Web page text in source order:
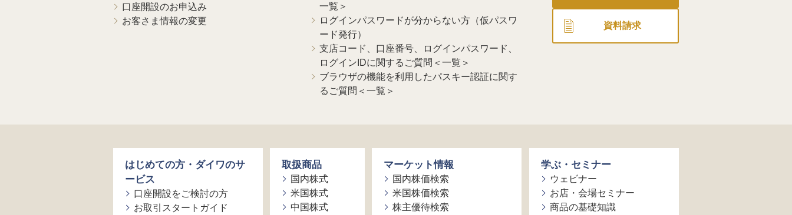
口座開設のお申込み
お客さま情報の変更
一覧＞
ログインパスワードが分からない方（仮パスワ
ード発行）
支店コード、口座番号、ログインパスワード、
ログインIDに関するご質問＜一覧＞
ブラウザの機能を利用したパスキー認証に関す
るご質問＜一覧＞
資料請求
はじめての方・ダイワのサ
ービス
口座開設をご検討の方
お取引スタートガイド
取扱商品
国内株式
米国株式
中国株式
マーケット情報
国内株価検索
米国株価検索
株主優待検索
学ぶ・セミナー
ウェビナー
お店・会場セミナー
商品の基礎知識